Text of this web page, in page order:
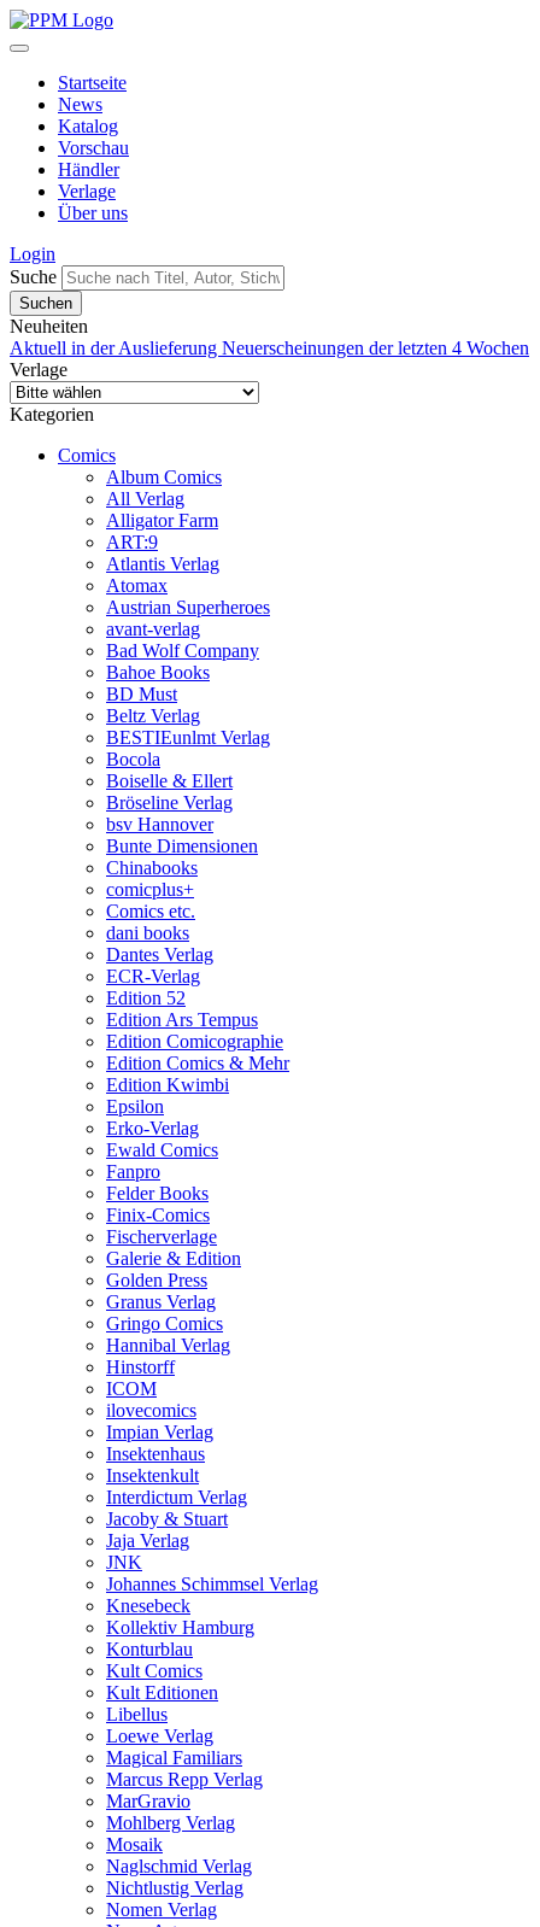
Startseite
News
Katalog
Vorschau
Händler
Verlage
Über uns
Login
Suche
Neuheiten
Aktuell in der Auslieferung Neuerscheinungen der letzten 4 Wochen
Verlage
Kategorien
Comics
Album Comics
All Verlag
Alligator Farm
ART:9
Atlantis Verlag
Atomax
Austrian Superheroes
avant-verlag
Bad Wolf Company
Bahoe Books
BD Must
Beltz Verlag
BESTIEunlmt Verlag
Bocola
Boiselle & Ellert
Bröseline Verlag
bsv Hannover
Bunte Dimensionen
Chinabooks
comicplus+
Comics etc.
dani books
Dantes Verlag
ECR-Verlag
Edition 52
Edition Ars Tempus
Edition Comicographie
Edition Comics & Mehr
Edition Kwimbi
Epsilon
Erko-Verlag
Ewald Comics
Fanpro
Felder Books
Finix-Comics
Fischerverlage
Galerie & Edition
Golden Press
Granus Verlag
Gringo Comics
Hannibal Verlag
Hinstorff
ICOM
ilovecomics
Impian Verlag
Insektenhaus
Insektenkult
Interdictum Verlag
Jacoby & Stuart
Jaja Verlag
JNK
Johannes Schimmsel Verlag
Knesebeck
Kollektiv Hamburg
Konturblau
Kult Comics
Kult Editionen
Libellus
Loewe Verlag
Magical Familiars
Marcus Repp Verlag
MarGravio
Mohlberg Verlag
Mosaik
Naglschmid Verlag
Nichtlustig Verlag
Nomen Verlag